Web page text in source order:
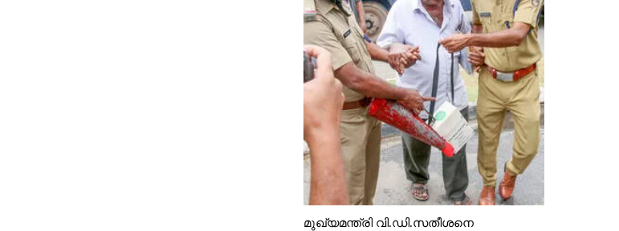
മുഖ്യമന്ത്രി വി.ഡി.സതീശനെ